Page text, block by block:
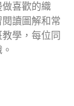
喜歡的織
讀圖解和常
學，每位同